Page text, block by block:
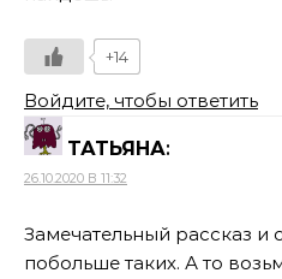
+14
Войдите, чтобы ответить
ТАТЬЯНА:
26.10.2020 В 11:32
Замечательный рассказ и
побольше таких. А то